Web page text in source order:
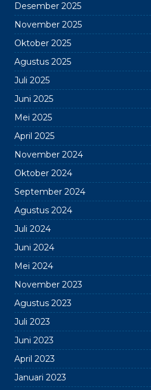
Desember 2025
November 2025
Oktober 2025
Agustus 2025
Juli 2025
Juni 2025
Mei 2025
April 2025
November 2024
Oktober 2024
September 2024
Agustus 2024
Juli 2024
Juni 2024
Mei 2024
November 2023
Agustus 2023
Juli 2023
Juni 2023
April 2023
Januari 2023